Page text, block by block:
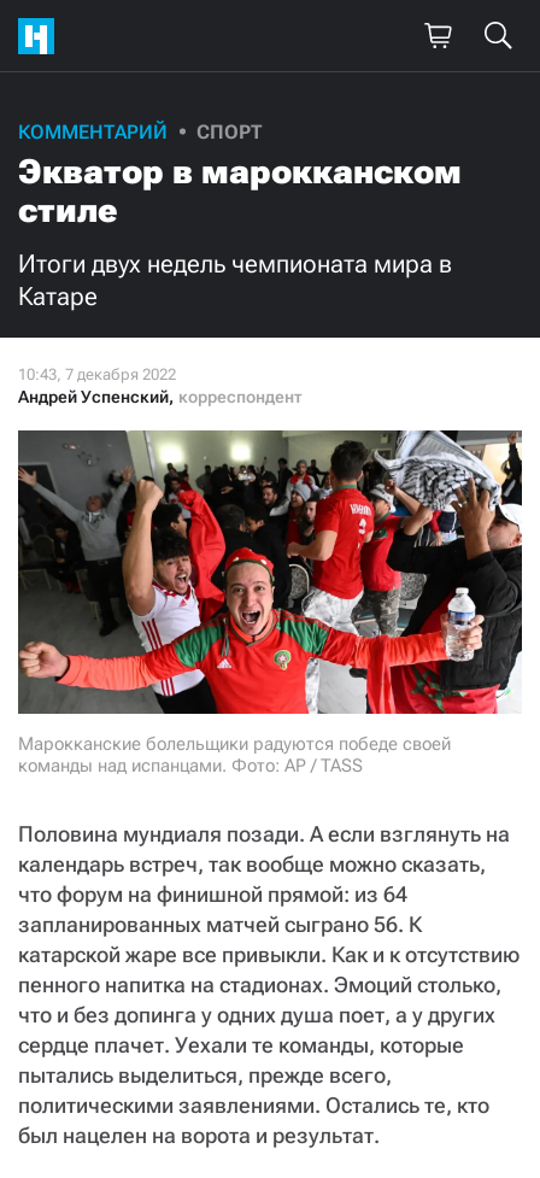
КОММЕНТАРИЙ СПОРТ
Экватор в марокканском
стиле
Итоги двух недель чемпионата мира в
Катаре
Андрей Успенский, корреспондент
Марокканские болельщики радуются победе своей
команды над испанцами. Фото: AP / TASS
Половина мундиаля позади. А если взглянуть на
календарь встреч, так вообще можно сказать,
что форум на финишной прямой: из 64
запланированных матчей сыграно 56. К
катарской жаре все привыкли. Как и к отсутствию
пенного напитка на стадионах. Эмоций столько,
что и без допинга у одних душа поет, а у других
сердце плачет. Уехали те команды, которые
пытались выделиться, прежде всего,
политическими заявлениями. Остались те, кто
был нацелен на ворота и результат.
Поддержите
нашу работу!
Ежемесячно
Нажимая кнопку «Стать соучастником»,
я принимаю условия и подтверждаю свое гражданство РФ
СТАТЬ СОУЧАСТНИКОМ
ПОДЕЛИТЬСЯ С ДРУЗЬЯМИ
Если у вас есть вопросы, пишите donate@novayagazeta.ruили
звоните:
+7 (929) 612-03-68